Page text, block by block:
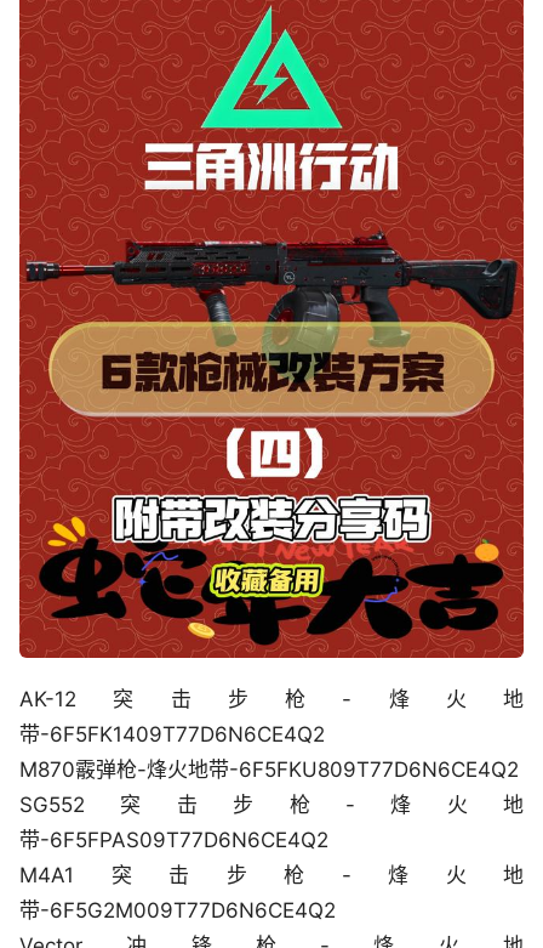
AK-12突击步枪-烽火地
带-6F5FK1409T77D6N6CE4Q2
M870霰弹枪-烽火地带-6F5FKU809T77D6N6CE4Q2
SG552突击步枪-烽火地
带-6F5FPAS09T77D6N6CE4Q2
M4A1突击步枪-烽火地
带-6F5G2M009T77D6N6CE4Q2